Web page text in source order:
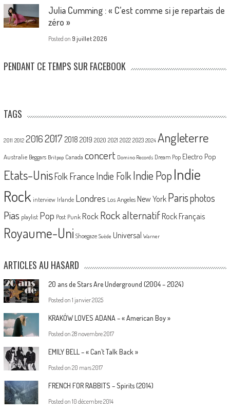
Julia Cumming : « C’est comme si je repartais de
zéro »
Posted on 9 juillet 2026
PENDANT CE TEMPS SUR FACEBOOK
TAGS
2011 2012 20162017 2018 2019 2020 2021 2022 2023 2024 Angleterre
Australie Beggars Britpop Canada concert Domino Records Dream Pop Electro Pop
Etats-UnisFolk France Indie FolkIndie PopIndie
Rock interview Irlande Londres Los Angeles New York Parisphotos
Pias playlist Pop Post Punk Rock Rock alternatif Rock Français
Royaume-Uni Shoegaze Suède Universal Warner
ARTICLES AU HASARD
20 ans de Stars Are Underground (2004 – 2024)
Posted on 1 janvier 2025
KRAKÓW LOVES ADANA – « American Boy »
Posted on 28 novembre 2017
EMILY BELL – « Can’t Talk Back »
Posted on 20 mars 2017
FRENCH FOR RABBITS – Spirits (2014)
Posted on 10 décembre 2014